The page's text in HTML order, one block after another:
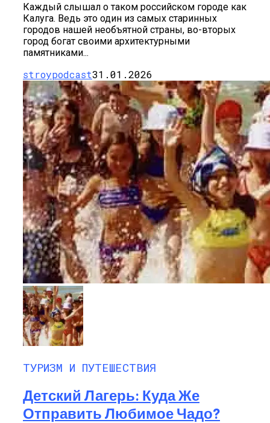
Каждый слышал о таком российском городе как
Калуга. Ведь это один из самых старинных
городов нашей необъятной страны, во-вторых
город богат своими архитектурными
памятниками...
stroypodcast31.01.2026
ТУРИЗМ И ПУТЕШЕСТВИЯ
Детский Лагерь: Куда Же
Отправить Любимое Чадо?